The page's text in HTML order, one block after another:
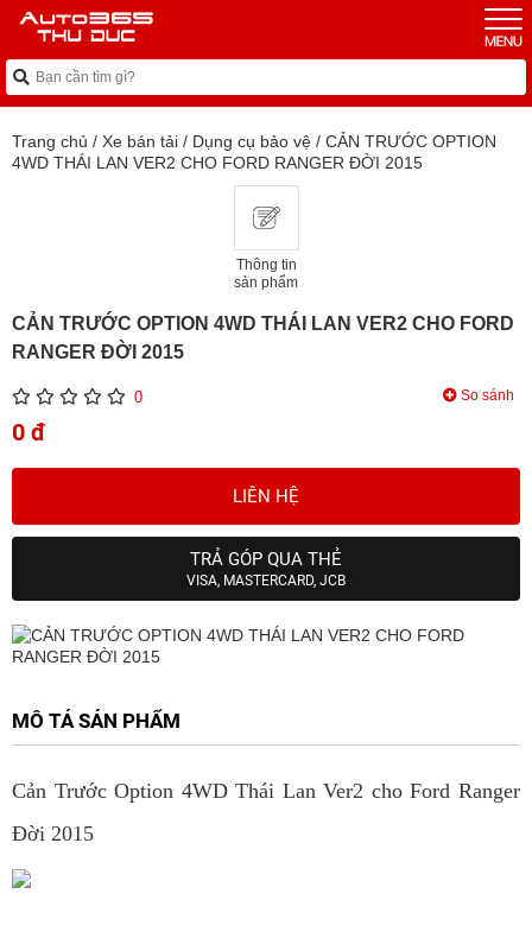
Trang chủ / Xe bán tải / Dụng cụ bảo vệ / CẢN TRƯỚC OPTION
4WD THÁI LAN VER2 CHO FORD RANGER ĐỜI 2015
Thông tin
sản phẩm
CẢN TRƯỚC OPTION 4WD THÁI LAN VER2 CHO FORD
RANGER ĐỜI 2015
0 So sánh
0 đ
LIÊN HỆ
TRẢ GÓP QUA THẺ
VISA, MASTERCARD, JCB
MÔ TẢ SẢN PHẨM
Cản Trước Option 4WD Thái Lan Ver2 cho Ford Ranger
Đời 2015